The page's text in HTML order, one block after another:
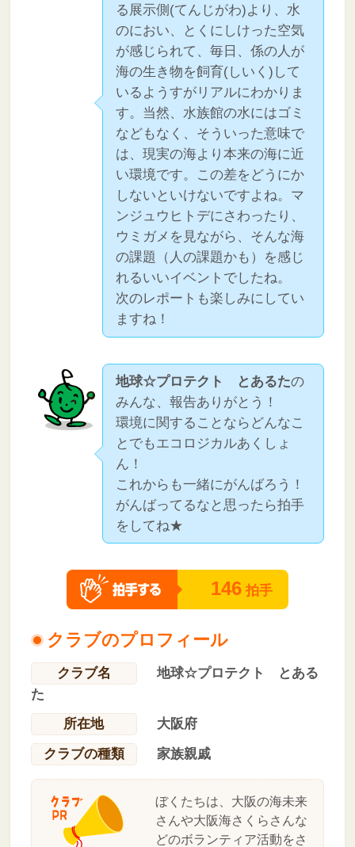
る展示側(てんじがわ)より、水
のにおい、とくにしけった空気
が感じられて、毎日、係の人が
海の生き物を飼育(しいく)して
いるようすがリアルにわかりま
す。当然、水族館の水にはゴミ
などもなく、そういった意味で
は、現実の海より本来の海に近
い環境です。この差をどうにか
しないといけないですよね。マ
ンジュウヒトデにさわったり、
ウミガメを見ながら、そんな海
の課題（人の課題かも）を感じ
れるいいイベントでしたね。
次のレポートも楽しみにしてい
ますね！
地球☆プロテクト とあるたの
みんな、報告ありがとう！
環境に関することならどんなこ
とでもエコロジカルあくしょ
ん！
これからも一緒にがんばろう！
がんばってるなと思ったら拍手
をしてね★
146 拍手
クラブのプロフィール
クラブ名
地球☆プロテクト とある
た
所在地
大阪府
クラブの種類
家族親戚
ぼくたちは、大阪の海未来
さんや大阪海さくらさんな
どのボランティア活動をさ